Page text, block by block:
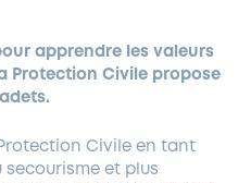
ARBORÉ
apprendre les valeurs
Protection Civile propose
Civile en tant
secourisme et plus